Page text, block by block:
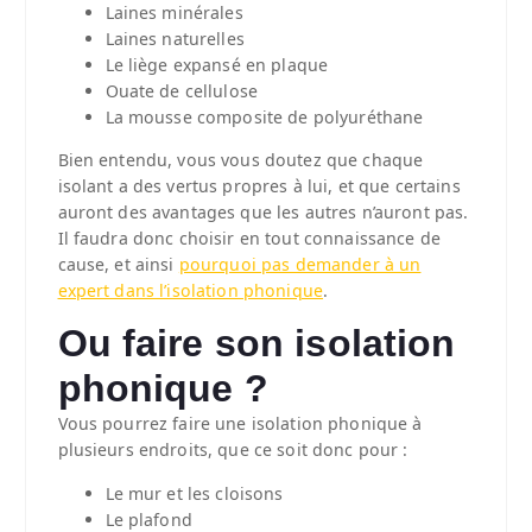
Laines minérales
Laines naturelles
Le liège expansé en plaque
Ouate de cellulose
La mousse composite de polyuréthane
Bien entendu, vous vous doutez que chaque
isolant a des vertus propres à lui, et que certains
auront des avantages que les autres n’auront pas.
Il faudra donc choisir en tout connaissance de
cause, et ainsi pourquoi pas demander à un
expert dans l’isolation phonique.
Ou faire son isolation
phonique ?
Vous pourrez faire une isolation phonique à
plusieurs endroits, que ce soit donc pour :
Le mur et les cloisons
Le plafond